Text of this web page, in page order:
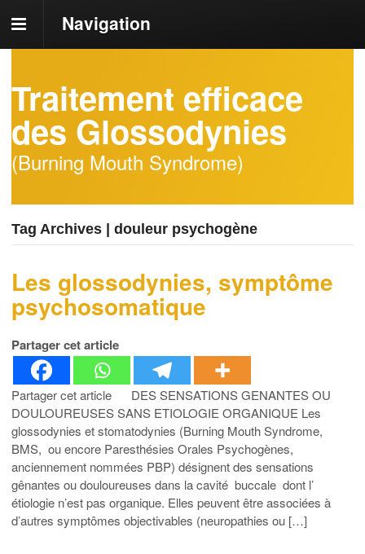
Navigation
Traitement efficace
des Glossodynies
(Burning Mouth Syndrome)
Tag Archives | douleur psychogène
Les glossodynies, symptôme
psychosomatique
Partager cet article
Partager cet article DES SENSATIONS GENANTES OU
DOULOUREUSES SANS ETIOLOGIE ORGANIQUE Les
glossodynies et stomatodynies (Burning Mouth Syndrome,
BMS, ou encore Paresthésies Orales Psychogènes,
anciennement nommées PBP) désignent des sensations
gênantes ou douloureuses dans la cavité buccale dont l’
étiologie n’est pas organique. Elles peuvent être associées à
d’autres symptômes objectivables (neuropathies ou […]